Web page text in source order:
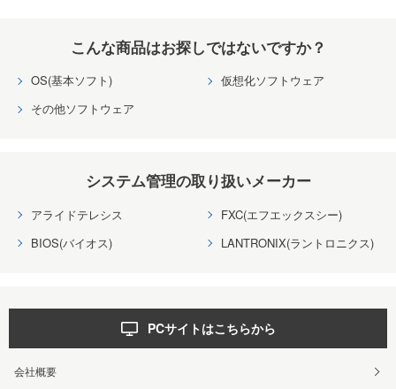
こんな商品はお探しではないですか？
OS(基本ソフト)
仮想化ソフトウェア
その他ソフトウェア
システム管理の取り扱いメーカー
アライドテレシス
FXC(エフエックスシー)
BIOS(バイオス)
LANTRONIX(ラントロニクス)
PCサイトはこちらから
会社概要